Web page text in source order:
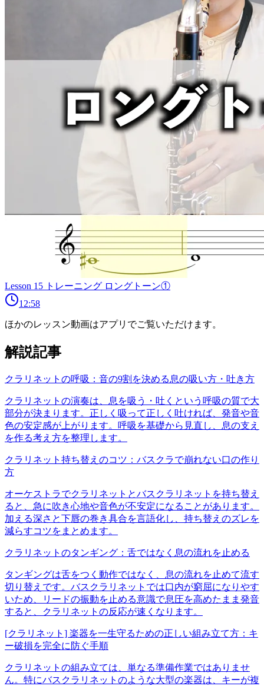
Lesson 15 トレーニング ロングトーン①
12:58
ほかのレッスン動画はアプリでご覧いただけます。
解説記事
クラリネットの呼吸：音の9割を決める息の吸い方・吐き方
クラリネットの演奏は、息を吸う・吐くという呼吸の質で大
部分が決まります。正しく吸って正しく吐ければ、発音や音
色の安定感が上がります。呼吸を基礎から見直し、息の支え
を作る考え方を整理します。
クラリネット持ち替えのコツ：バスクラで崩れない口の作り
方
オーケストラでクラリネットとバスクラリネットを持ち替え
ると、急に吹き心地や音色が不安定になることがあります。
加える深さと下唇の巻き具合を言語化し、持ち替えのズレを
減らすコツをまとめます。
クラリネットのタンギング：舌ではなく息の流れを止める
タンギングは舌をつく動作ではなく、息の流れを止めて流す
切り替えです。バスクラリネットでは口内が窮屈になりやす
いため、リードの振動を止める意識で息圧を高めたまま発音
すると、クラリネットの反応が速くなります。
[クラリネット] 楽器を一生守るための正しい組み立て方：キ
ー破損を完全に防ぐ手順
クラリネットの組み立ては、単なる準備作業ではありませ
ん。特にバスクラリネットのような大型の楽器は、キーが複